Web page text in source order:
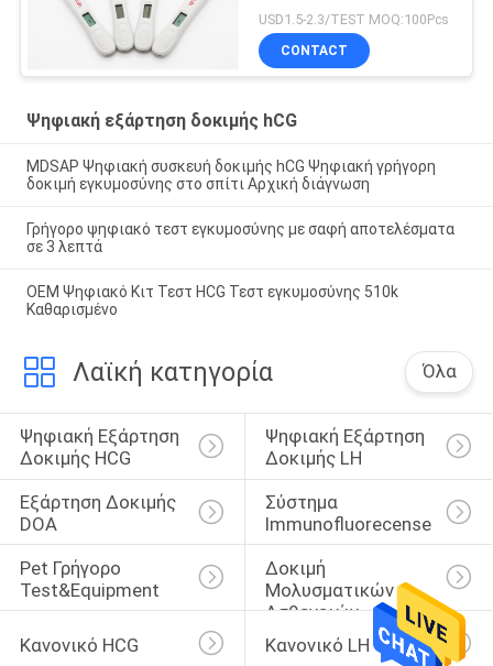
ψηφιακό ακριβές
αποτέλεσμα παρουσιάζει
USD1.5-2.3/TEST MOQ:100Pcs
CONTACT
Ψηφιακή εξάρτηση δοκιμής hCG
MDSAP Ψηφιακή συσκευή δοκιμής hCG Ψηφιακή γρήγορη
δοκιμή εγκυμοσύνης στο σπίτι Αρχική διάγνωση
Γρήγορο ψηφιακό τεστ εγκυμοσύνης με σαφή αποτελέσματα
σε 3 λεπτά
OEM Ψηφιακό Κιτ Τεστ HCG Τεστ εγκυμοσύνης 510k
Καθαρισμένο
Λαϊκή κατηγορία Όλα
Ψηφιακή Εξάρτηση
Δοκιμής HCG
Ψηφιακή Εξάρτηση
Δοκιμής LH
Εξάρτηση Δοκιμής
DOA
Σύστημα
Immunofluorecense
Pet Γρήγορο
Test&Equipment
Δοκιμή
Μολυσματικών
Ασθενειών
Κανονικό HCG
Κανονικό LH